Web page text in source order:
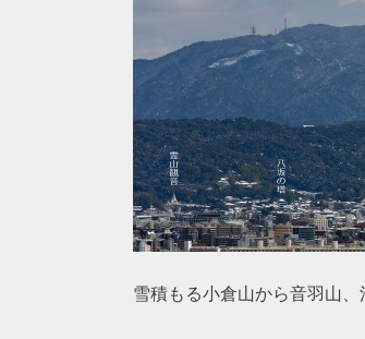
雪積もる小倉山から音羽山、